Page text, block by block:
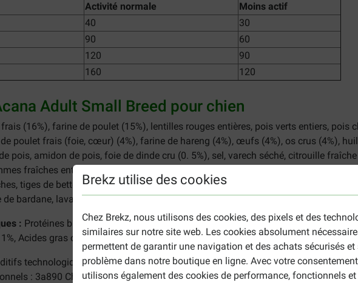
Brekz utilise des cookies
Chez Brekz, nous utilisons des cookies, des pixels et des
similaires sur notre site web. Les cookies absolument
permettent de garantir une navigation et des achats sécurisés et
problème dans notre boutique en ligne. Avec votre
utilisons également des cookies de performance, fonctionnels
Activité normale
Moins actif
40
30
90
60
120
90
160 120
Adult Small Breed pour chien
(16%), farine de poulet (15%), lentilles rouges entières, pois verts entiers, pois
poulet frais (foie, cœur) (4%), farine de hareng (4%), œufs (4%), os crus (4%),
pois, amidon de pois, foie de dinde cru (0. 5%), sel, varech séché, citrouille
fraîches entières, poires fraîches entières, courgettes fraîches entières, racine
tiges de betteraves fraîches, canneberges entières fraîches, myrtilles entières
de bardane, lavande, racine de guimauve, cynorrhodon.
: Protéines brutes 31%, Matières grasses 17%, Fibres brutes 5%, Cendres
Acides gras oméga-6 2.6%, DHA (acide docosahexaénoïque) 0.3%, EPA (acide
technologiques : Extrait de tocophérol d'huiles végétales : 121 mg, acide
: 3a890 Chlorure de choline : 700 mg, 3b606 (Zinc : 75 mg), 3b406 (Cuivre :